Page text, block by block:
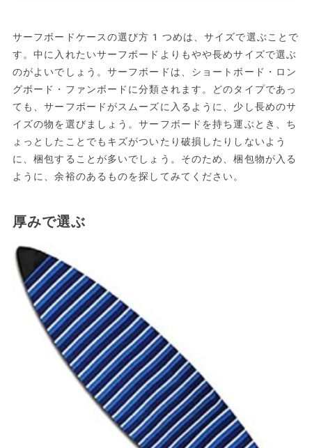
サーフボードケースの選び方1つめは、サイズで選ぶことで
す。中に入れたいサーフボードよりもやや長めサイズで選ぶ
のがよいでしょう。サーフボードは、ショートボード・ロン
グボード・ファンボードに分類されます。どのタイプであっ
ても、サーフボードがスムーズに入るように、少し長めのサ
イズの物を選びましょう。サーフボードを持ち運ぶとき、ち
ょっとしたことでもキズがついたり破損したりしないよう
に、梱包することが多いでしょう。そのため、梱包物が入る
ように、余裕のあるものを探してみてください。
厚みで選ぶ